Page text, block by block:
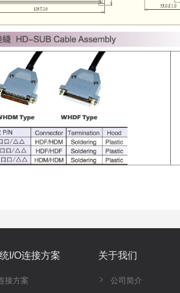
I/O连接方案
接方案
关于我们
公司简介